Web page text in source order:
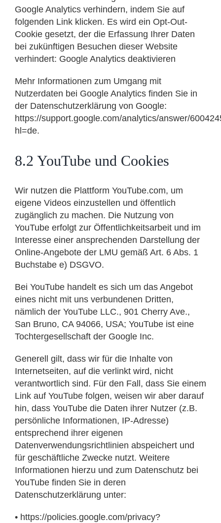
Google Analytics verhindern, indem Sie auf
folgenden Link klicken. Es wird ein Opt-Out-
Cookie gesetzt, der die Erfassung Ihrer Daten
bei zukünftigen Besuchen dieser Website
verhindert: Google Analytics deaktivieren
Mehr Informationen zum Umgang mit
Nutzerdaten bei Google Analytics finden Sie in
der Datenschutzerklärung von Google:
https://support.google.com/analytics/answer/
hl=de.
8.2 YouTube und Cookies
Wir nutzen die Plattform YouTube.com, um
eigene Videos einzustellen und öffentlich
zugänglich zu machen. Die Nutzung von
YouTube erfolgt zur Öffentlichkeitsarbeit und im
Interesse einer ansprechenden Darstellung der
Online-Angebote der LMU gemäß Art. 6 Abs. 1
Buchstabe e) DSGVO.
Bei YouTube handelt es sich um das Angebot
eines nicht mit uns verbundenen Dritten,
nämlich der YouTube LLC., 901 Cherry Ave.,
San Bruno, CA 94066, USA; YouTube ist eine
Tochtergesellschaft der Google Inc.
Generell gilt, dass wir für die Inhalte von
Internetseiten, auf die verlinkt wird, nicht
verantwortlich sind. Für den Fall, dass Sie einem
Link auf YouTube folgen, weisen wir aber darauf
hin, dass YouTube die Daten ihrer Nutzer (z.B.
persönliche Informationen, IP-Adresse)
entsprechend ihrer eigenen
Datenverwendungsrichtlinien abspeichert und
für geschäftliche Zwecke nutzt. Weitere
Informationen hierzu und zum Datenschutz bei
YouTube finden Sie in deren
Datenschutzerklärung unter:
• https://policies.google.com/privacy?